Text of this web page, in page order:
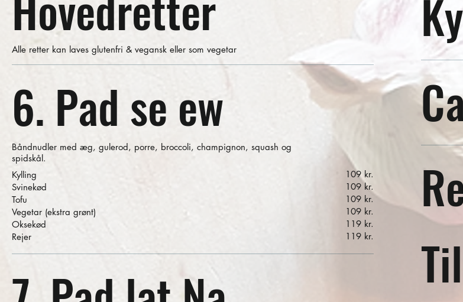
Alle retter kan laves glutenfri & vegansk eller som vegetar
6. Pad se ew
Båndnudler med æg, gulerod, porre, broccoli, champignon, squash og
spidskål.
Kylling
109 kr.
Svinekød
109 kr.
Tofu
109 kr.
Vegetar (ekstra grønt)
109 kr.
Oksekød
119 kr.
Rejer
119 kr.